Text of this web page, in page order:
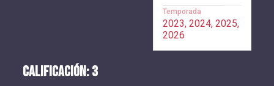
Temporada
2023, 2024, 2025,
2026
CALIFICACIÓN: 3